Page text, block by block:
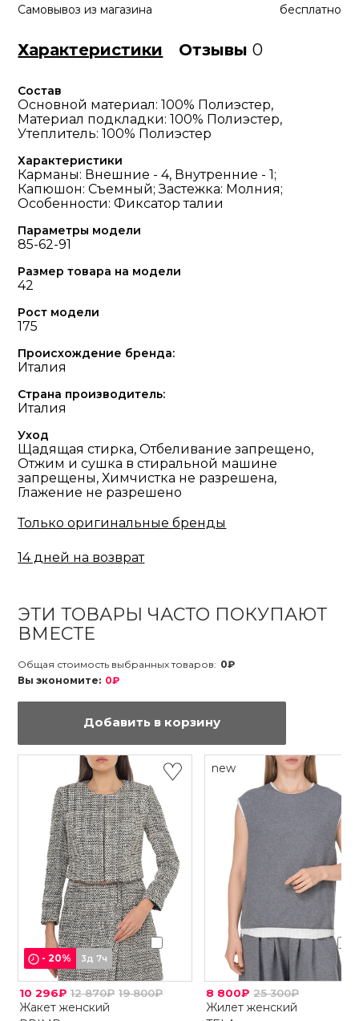
Самовывоз из магазина
бесплатно
Характеристики Отзывы0
Состав
Основной материал: 100% Полиэстер,
Материал подкладки: 100% Полиэстер,
Утеплитель: 100% Полиэстер
Характеристики
Карманы: Внешние - 4, Внутренние - 1;
Капюшон: Съемный; Застежка: Молния;
Особенности: Фиксатор талии
Параметры модели
85-62-91
Размер товара на модели
42
Рост модели
175
Происхождение бренда:
Италия
Страна производитель:
Италия
Уход
Щадящая стирка, Отбеливание запрещено,
Отжим и сушка в стиральной машине
запрещены, Химчистка не разрешена,
Глажение не разрешено
Только оригинальные бренды
14 дней на возврат
ЭТИ ТОВАРЫ ЧАСТО ПОКУПАЮТ
ВМЕСТЕ
Общая стоимость выбранных товаров: 0₽
Вы экономите: 0₽
Добавить в корзину
-20% 3д 7ч
10 296₽ 12 870₽ 19 800₽
Жакет женский
new
8 800₽ 25 300₽
Жилет женский